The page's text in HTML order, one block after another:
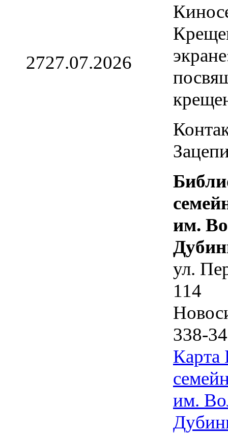
2727.07.2026
им.
ул.
114
338-
Карта
им.